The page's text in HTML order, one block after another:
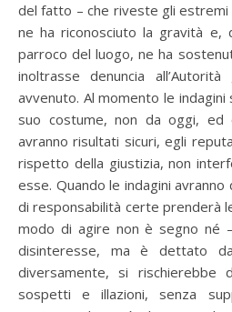
del fatto – che riveste gli estremi
ne ha riconosciuto la gravità e,
parroco del luogo, ne ha
inoltrasse denuncia
avvenuto. Al momento le
suo costume, non da oggi, ed
avranno risultati sicuri, egli
rispetto della giustizia, non
esse. Quando le indagini
di responsabilità certe prenderà
modo di agire non è segno né
disinteresse, ma è dettato
diversamente, si
sospetti e illazioni, senza